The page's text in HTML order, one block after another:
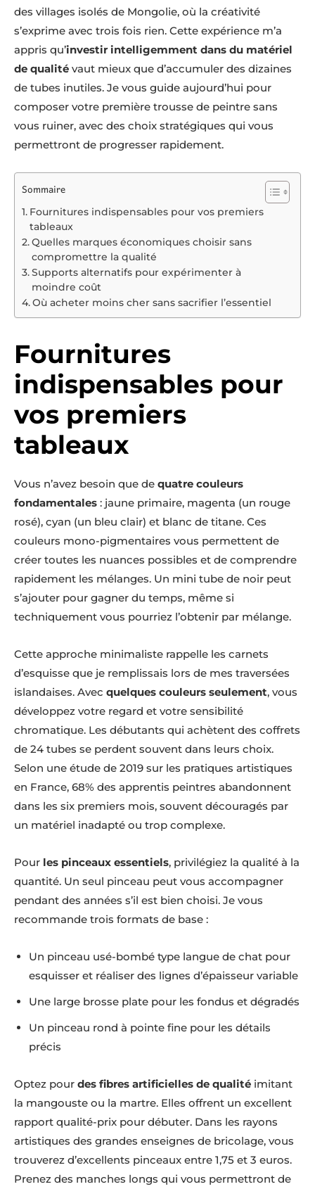
des villages isolés de Mongolie, où la créativité
s’exprime avec trois fois rien. Cette expérience m’a
appris qu’investir intelligemment dans du matériel
de qualité vaut mieux que d’accumuler des dizaines
de tubes inutiles. Je vous guide aujourd’hui pour
composer votre première trousse de peintre sans
vous ruiner, avec des choix stratégiques qui vous
permettront de progresser rapidement.
Sommaire
Fournitures indispensables pour vos premiers
tableaux
Quelles marques économiques choisir sans
compromettre la qualité
Supports alternatifs pour expérimenter à
moindre coût
Où acheter moins cher sans sacrifier l’essentiel
Fournitures
indispensables pour
vos premiers
tableaux
Vous n’avez besoin que de quatre couleurs
fondamentales : jaune primaire, magenta (un rouge
rosé), cyan (un bleu clair) et blanc de titane. Ces
couleurs mono-pigmentaires vous permettent de
créer toutes les nuances possibles et de comprendre
rapidement les mélanges. Un mini tube de noir peut
s’ajouter pour gagner du temps, même si
techniquement vous pourriez l’obtenir par mélange.
Cette approche minimaliste rappelle les carnets
d’esquisse que je remplissais lors de mes traversées
islandaises. Avec quelques couleurs seulement, vous
développez votre regard et votre sensibilité
chromatique. Les débutants qui achètent des coffrets
de 24 tubes se perdent souvent dans leurs choix.
Selon une étude de 2019 sur les pratiques artistiques
en France, 68% des apprentis peintres abandonnent
dans les six premiers mois, souvent découragés par
un matériel inadapté ou trop complexe.
Pour les pinceaux essentiels, privilégiez la qualité à la
quantité. Un seul pinceau peut vous accompagner
pendant des années s’il est bien choisi. Je vous
recommande trois formats de base :
Un pinceau usé-bombé type langue de chat pour
esquisser et réaliser des lignes d’épaisseur variable
Une large brosse plate pour les fondus et dégradés
Un pinceau rond à pointe fine pour les détails
précis
Optez pour des fibres artificielles de qualité imitant
la mangouste ou la martre. Elles offrent un excellent
rapport qualité-prix pour débuter. Dans les rayons
artistiques des grandes enseignes de bricolage, vous
trouverez d’excellents pinceaux entre 1,75 et 3 euros.
Prenez des manches longs qui vous permettront de